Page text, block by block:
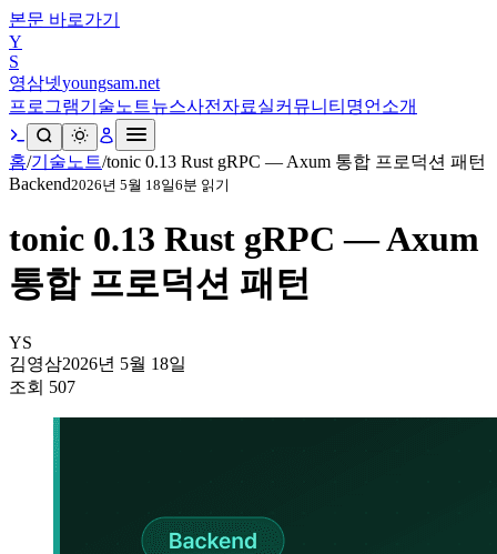
본문 바로가기
Y
S
영삼넷youngsam.net
프로그램기술노트뉴스사전 자료실커뮤니티 명언 소개
홈/기술노트/tonic 0.13 Rust gRPC — Axum 통합 프로덕션 패턴
Backend2026년 5월 18일6분 읽기
tonic 0.13 Rust gRPC — Axum
통합 프로덕션 패턴
YS
김영삼2026년 5월 18일
조회 507